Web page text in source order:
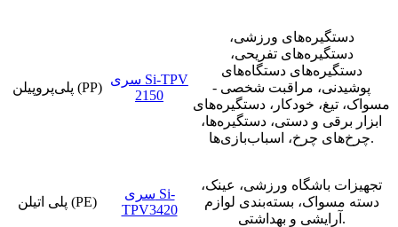
پلی‌پروپیلن (PP)
سری Si-TPV
2150
دستگیره‌های ورزشی،
دستگیره‌های تفریحی،
دستگیره‌های دستگاه‌های
پوشیدنی، مراقبت شخصی -
مسواک، تیغ، خودکار، دستگیره‌های
ابزار برقی و دستی، دستگیره‌ها،
چرخ‌های چرخ، اسباب‌بازی‌ها.
پلی اتیلن (PE)
سری Si-
TPV3420
تجهیزات باشگاه ورزشی، عینک،
دسته مسواک، بسته‌بندی لوازم
آرایشی و بهداشتی.